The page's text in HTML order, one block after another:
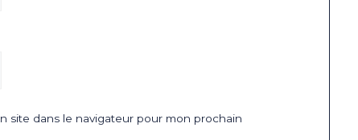
site dans le navigateur pour mon prochain